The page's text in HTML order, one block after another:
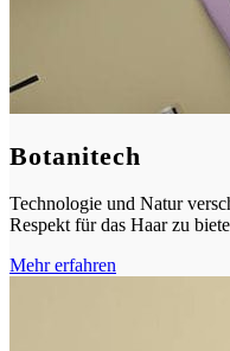
Botanitech
Technologie und Natur
Respekt für das Haar zu
Mehr erfahren